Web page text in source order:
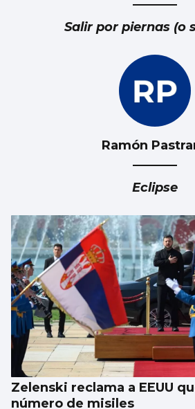
Salir por piernas (o
Ramón
Eclipse
Zelenski reclama a EEUU
número de misiles